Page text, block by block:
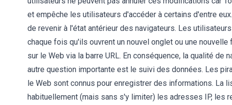
et empêche les utilisateurs d'accéder à certains d'entre
de revenir à l'état antérieur des navigateurs. Les
chaque fois qu'ils ouvrent un nouvel onglet ou une
sur le Web via la barre URL. En conséquence, la qualité de
autre question importante est le suivi des données. Les
le Web sont connus pour enregistrer des informations. La
habituellement (mais sans s'y limiter) les adresses IP, les